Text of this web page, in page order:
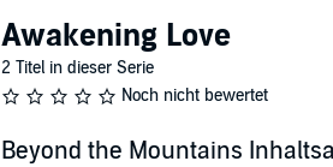
Awakening Love
2 Titel in dieser Serie
Noch nicht bewertet
Beyond the Mountains